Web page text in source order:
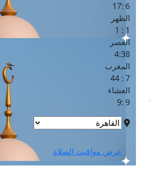
6 :17
الظهر
1 : 1
العصر
4:38
المغرب
7 : 44
العشاء
9 :9
عرض مواقيت الصلاة